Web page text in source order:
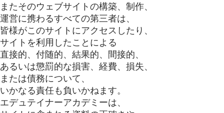
またそのウェブサイトの構築、制作、
運営に携わるすべての第三者は、
皆様がこのサイトにアクセスしたり、
サイトを利用したことによる
直接的、付随的、結果的、間接的、
あるいは懲罰的な損害、経費、損失、
または債務について、
いかなる責任も負いかねます。
エデュテイナーアカデミーは、